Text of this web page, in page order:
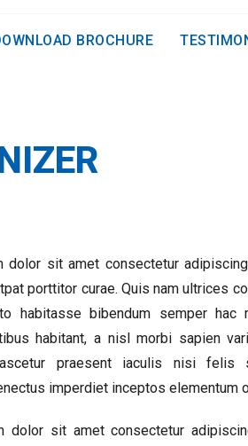
BROCHURE
dolor sit amet consectetur
porttitor curae. Quis nam ultrices
habitasse bibendum semper hac
habitant, a nisl morbi sapien
praesent iaculis nisi felis
imperdiet inceptos elementum
dolor sit amet consectetur